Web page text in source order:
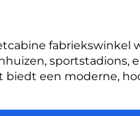
fabriekswinkel
sportstadions,
een moderne,